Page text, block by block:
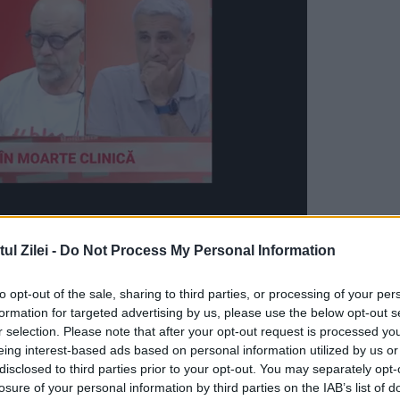
Zilei - Do Not Process My Personal Information
opt-out of the sale, sharing to third parties, or processing of your
for targeted advertising by us, please use the below opt-out
selection. Please note that after your opt-out request is processed
interest-based ads based on personal information utilized by us
to third parties prior to your opt-out. You may separately
of your personal information by third parties on the IAB’s list of
au scăzut în Europa cu 4,4%, în al
de PwC, în perioada menționată, au fost
România însă, vânzările de mașini electrice
de autoturisme diesel.
în ceea ce privește lipsa